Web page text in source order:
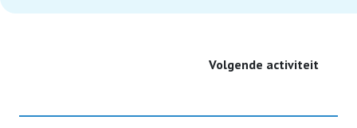
Volgende activiteit